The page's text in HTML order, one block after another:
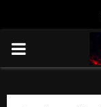
PRIMARY